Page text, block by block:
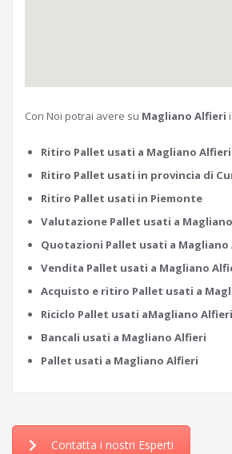
Con Noi potrai avere su Magliano Alfieri
Ritiro Pallet usati a Magliano Alfieri
Ritiro Pallet usati in provincia di
Ritiro Pallet usati in Piemonte
Valutazione Pallet usati a
Quotazioni Pallet usati a Magliano
Vendita Pallet usati a Magliano
Acquisto e ritiro Pallet usati a
Riciclo Pallet usati aMagliano Alfieri
Bancali usati a Magliano Alfieri
Pallet usati a Magliano Alfieri
Contatta i nostri Esperti